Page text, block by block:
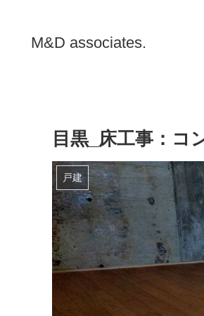
M&D associates.
目黒_床工事：コ
戸建